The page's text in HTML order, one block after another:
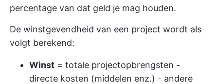
percentage van dat geld je mag houden.
De winstgevendheid van een project wordt als
volgt berekend:
Winst = totale projectopbrengsten -
directe kosten (middelen enz.) - andere